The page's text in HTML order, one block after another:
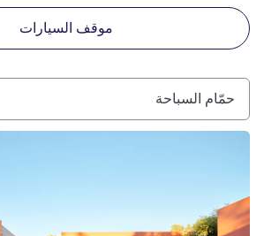
موقف السيارات
حمّام السباحة
راجع التفاصيل